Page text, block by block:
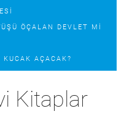
ÖÇALAN DEVLET MI
AÇACAK?
ŞIIRLER AĞITLAR
Kitaplar